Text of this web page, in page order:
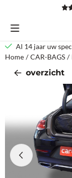
Cookievoorkeuren
Al 14 jaar uw
Home / CAR-BAGS /
overzicht